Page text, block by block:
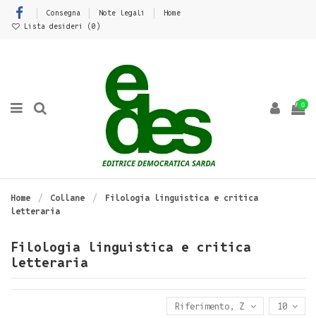
Consegna Note legali
Home
Lista desideri (0 )
0
Home Collane
Filologia linguistica e critica
letteraria
Filologia linguistica e critica
letteraria
Riferimento, Z - A 10